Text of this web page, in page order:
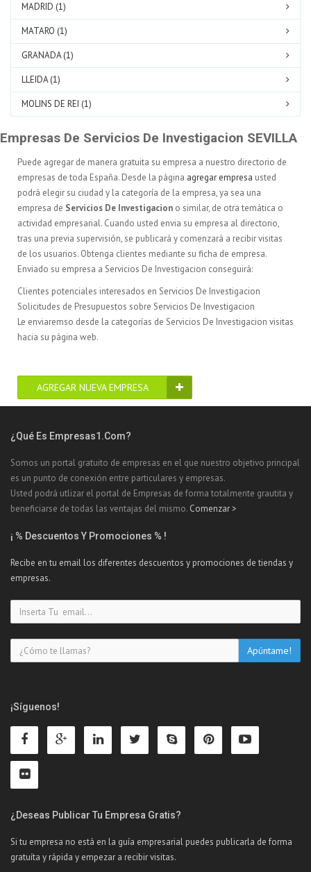
MADRID (1)
MATARO (1)
GRANADA (1)
LLEIDA (1)
MOLINS DE REI (1)
Empresas De Servicios De Investigacion SEVILLA
Puede agregar de manera gratuita su empresa a nuestro directorio de
empresas de toda España. Desde la página agregar empresa usted
podrá elegir su ciudad y la categoría de la empresa, ya sea una
empresa de Servicios De Investigacion o similar, de otra temática o
actividad empresarial. Cuando usted envia su empresa al directorio,
tras una previa supervisión, se publicará y comenzará a recibir visitas
de los usuarios. Obtenga clientes mediante su ficha de empresa.
Enviado su empresa a Servicios De Investigacion conseguirá:
Clientes potenciales interesados en Servicios De Investigacion
Solicitudes de Presupuestos sobre Servicios De Investigacion
Le enviaremso desde la categorías de Servicios De Investigacion visitas
hacia su página web.
AGREGAR NUEVA EMPRESA
¿Qué Es Empresas1.com?
Somos un portal gratuito de empresas en el que nuestro objetivo principal
es un punto de conexión entre particulares y empresas.
Usted podrá utlizar el portal de Empresas de forma totalmente grautita y
beneficiarse de todas las ventajas del mismo. Comenzar >
¡ % Descuentos Y Promociones % !
Recibe en tu email los diferentes descuentos y promociones de tiendas y
empresas.
¡Síguenos!
¿Deseas Publicar Tu Empresa Gratis?
Si tu empresa no está en la guía empresarial puedes publicarla de forma
gratuíta y rápida y empezar a recibir visitas.